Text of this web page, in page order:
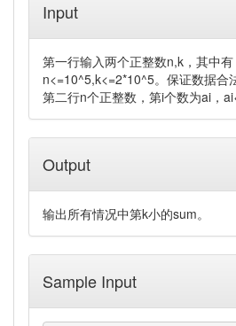
Input
第一行输入两个正整数n,k，其中有
n<=10^5,k<=2*10^5。保证数据合
第二行n个正整数，第i个数为ai，
Output
输出所有情况中第k小的sum。
Sample Input